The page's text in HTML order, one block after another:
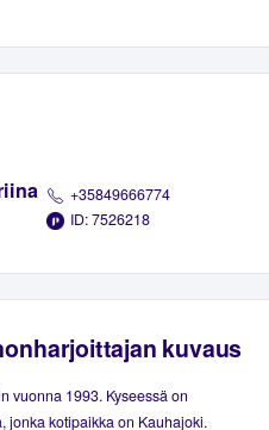
+35849666774
ID: 7526218
kuvaus
vuonna 1993. Kyseessä on
jonka kotipaikka on Kauhajoki.